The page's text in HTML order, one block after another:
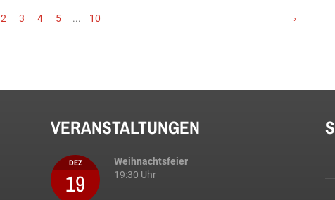
2 3 4 5 ... 10 ›
VERANSTALTUNGEN
DEZ
19
Weihnachtsfeier
19:30 Uhr